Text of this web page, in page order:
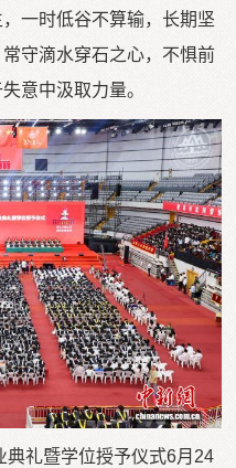
一时低谷不算输，长期坚
守滴水穿石之心，不惧前
意中汲取力量。
典礼暨学位授予仪式6月24